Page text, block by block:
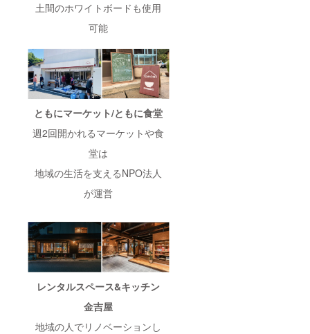
土間のホワイトボードも使用
可能
ともにマーケット/ともに食堂
週2回開かれるマーケットや食
堂は
地域の生活を支えるNPO法人
が運営
レンタルスペース&キッチン
金吉屋
地域の人でリノベーションし